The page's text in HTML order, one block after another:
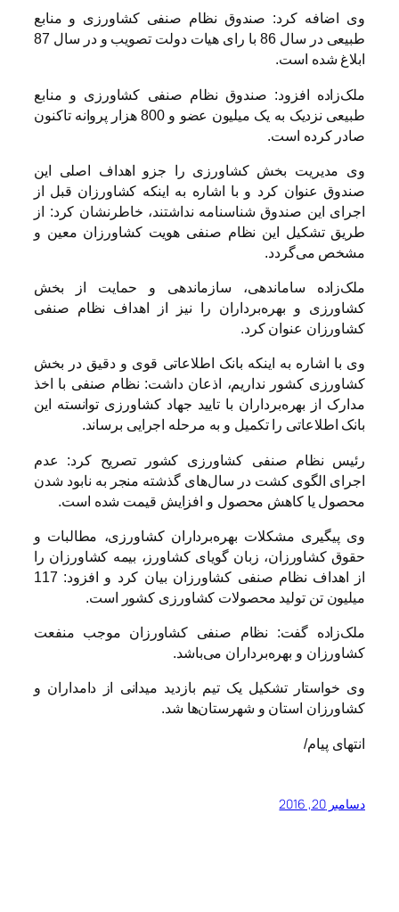
وی اضافه کرد: صندوق نظام صنفی کشاورزی و منابع
طبیعی در سال 86 با رای هیات دولت تصویب و در سال 87
ابلاغ شده است.
ملک‌زاده افزود: صندوق نظام صنفی کشاورزی و منابع
طبیعی نزدیک به یک میلیون عضو و 800 هزار پروانه تاکنون
صادر کرده است.
وی مدیریت بخش کشاورزی را جزو اهداف اصلی این
صندوق عنوان کرد و با اشاره به اینکه کشاورزان قبل از
اجرای این صندوق شناسنامه نداشتند، خاطرنشان کرد: از
طریق تشکیل این نظام صنفی هویت کشاورزان معین و
مشخص می‌گردد.
ملک‌زاده ساماندهی، سازماندهی و حمایت از بخش
کشاورزی و بهره‌برداران را نیز از اهداف نظام صنفی
کشاورزان عنوان کرد.
وی با اشاره به اینکه بانک اطلاعاتی قوی و دقیق در بخش
کشاورزی کشور نداریم، اذعان داشت: نظام صنفی با اخذ
مدارک از بهره‌برداران با تایید جهاد کشاورزی توانسته این
بانک اطلاعاتی را تکمیل و به مرحله اجرایی برساند.
رئیس نظام صنفی کشاورزی کشور تصریح کرد: عدم
اجرای الگوی کشت در سال‌های گذشته منجر به نابود شدن
محصول یا کاهش محصول و افزایش قیمت شده است.
وی پیگیری مشکلات بهره‌برداران کشاورزی، مطالبات و
حقوق کشاورزان، زبان گویای کشاورز، بیمه کشاورزان را
از اهداف نظام صنفی کشاورزان بیان کرد و افزود: 117
میلیون تن تولید محصولات کشاورزی کشور است.
ملک‌زاده گفت: نظام صنفی کشاورزان موجب منفعت
کشاورزان و بهره‌برداران می‌باشد.
وی خواستار تشکیل یک تیم بازدید میدانی از دامداران و
کشاورزان استان و شهرستان‌ها شد.
انتهای پیام/
دسامبر 20, 2016